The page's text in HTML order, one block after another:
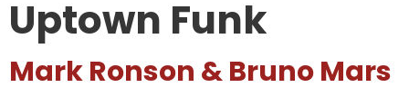
Uptown Funk
Mark Ronson & Bruno Mars